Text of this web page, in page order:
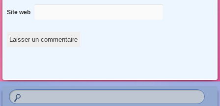
Site web